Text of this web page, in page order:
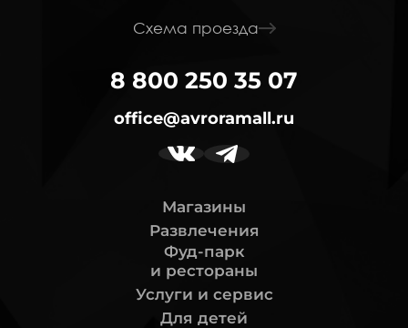
Схема проезда
Магазины
Развлечения
Фуд-парк
и рестораны
Услуги и сервис
Для детей
8 800 250 35 07
office@avroramall.ru